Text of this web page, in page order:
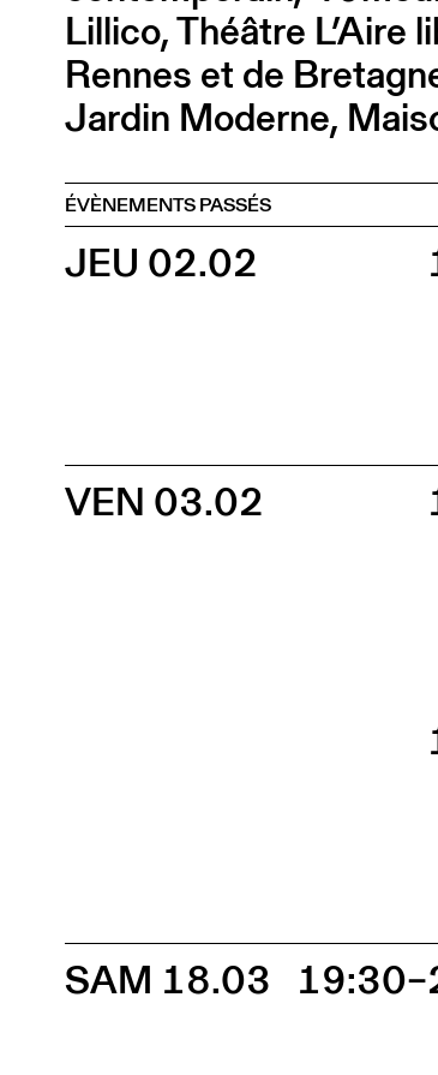
Lillico, Théâtre
Rennes et de
Jardin Moderne,
ÉVÈNEMENTS PASSÉS
JEU 02.02
VEN 03.02
SAM 18.03